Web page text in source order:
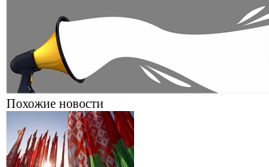
Похожие новости